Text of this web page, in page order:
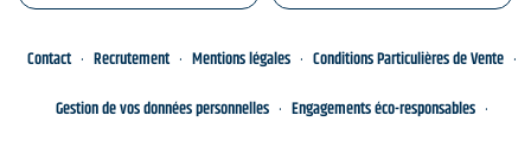
Contact Recrutement Mentions légales
Conditions Particulières de Vente
Gestion de vos données personnelles
Engagements éco-responsables